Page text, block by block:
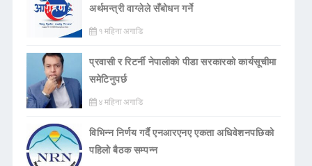
अर्थमन्त्री वाग्लेले सँबोधन गर्ने
१ महिना अगाडि
प्रवासी र रिटर्नी नेपालीको पीडा सरकारको कार्यसूचीमा
समेटिनुपर्छ
४ महिना अगाडि
विभिन्न निर्णय गर्दै एनआरएनए एकता अधिवेशनपछिको
पहिलो बैठक सम्पन्न